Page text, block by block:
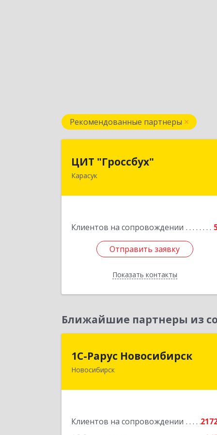
Рекомендованные партнеры
ЦИТ "Гроссбух"
Карасук
Клиентов на сопровождении
Отправить заявку
Показать контакты
ЦИТ "Гроссбух"
Подробнее
Отправить заявку
Назад
Ближайшие партнеры из
1С-Рарус Новосибирск
Новосибирск
Клиентов на сопровождении
1С-Рарус Новосибирск
630015, Новосибирская обл,